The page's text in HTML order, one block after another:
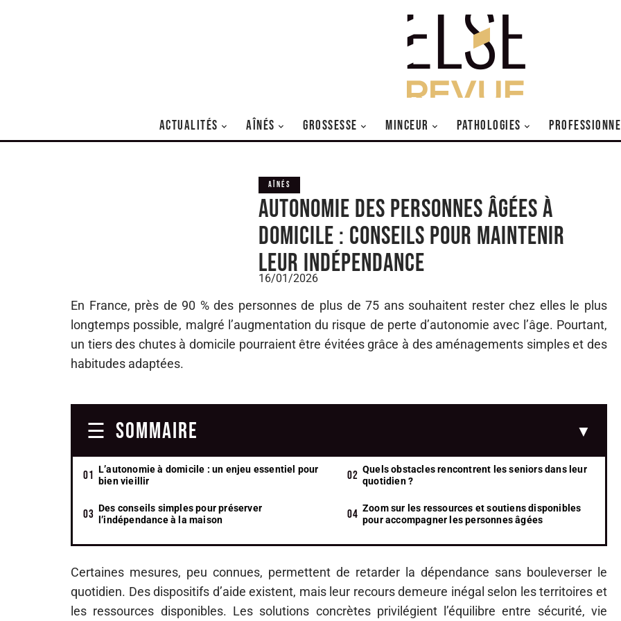
ACTUALITÉS AÎNÉS GROSSESSE MINCEUR PATHOLOGIES
AÎNÉS
Autonomie des personnes âgées à
domicile : conseils pour maintenir
leur indépendance
16/01/2026
En France, près de 90 % des personnes de plus de 75 ans souhaitent rester chez elles le plus
longtemps possible, malgré l’augmentation du risque de perte d’autonomie avec l’âge. Pourtant,
un tiers des chutes à domicile pourraient être évitées grâce à des aménagements simples et des
habitudes adaptées.
SOMMAIRE
L’autonomie à domicile : un enjeu essentiel pour
bien vieillir
Quels obstacles rencontrent les seniors dans leur
quotidien ?
Des conseils simples pour préserver
l’indépendance à la maison
Zoom sur les ressources et soutiens disponibles
pour accompagner les personnes âgées
Certaines mesures, peu connues, permettent de retarder la dépendance sans bouleverser le
quotidien. Des dispositifs d’aide existent, mais leur recours demeure inégal selon les territoires et
les ressources disponibles. Les solutions concrètes privilégient l’équilibre entre sécurité, vie